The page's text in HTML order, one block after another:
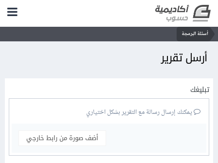
أسئلة البرمجة
أرسل تقرير
تبليغك
يمكنك إرسال رسالة مع التقرير بشكل اختياري
أضف صورة من رابط خارجي